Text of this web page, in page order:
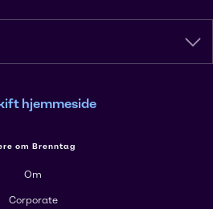
hjemmeside
om Brenntag
Om
Corporate